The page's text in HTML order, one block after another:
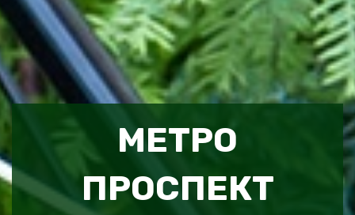
МЕТРО
ПРОСПЕКТ